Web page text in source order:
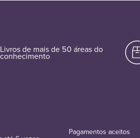
Livros de mais de 50 áreas do
conhecimento
Pagamentos aceitos